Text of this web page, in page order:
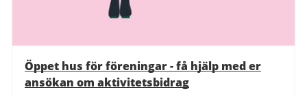
Öppet hus för föreningar - få hjälp med er
ansökan om aktivitetsbidrag